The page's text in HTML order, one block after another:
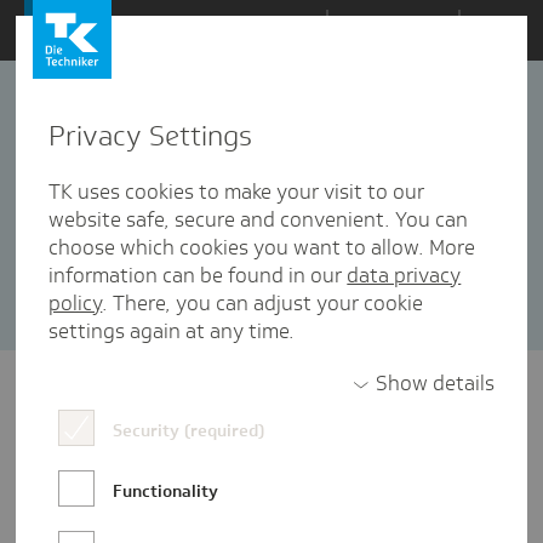
Zum
Inhalt
springen
Führung
2 Artikel in dieser Kategorie enthalten
Sortieren nach: Datum Popularität
Privacy Settings
TK uses cookies to make your visit to our
website safe, secure and convenient. You can
choose which cookies you want to allow. More
information can be found in our data privacy
policy. There, you can adjust your cookie
settings again at any time.
Show details
Security (required)
Functionality